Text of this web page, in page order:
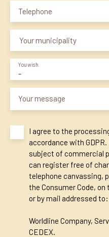
Telephone
Your municipality
-
You wish
Your message
I agree to the
accordance with
subject of commercial
can register free of
telephone canvassing,
the Consumer Code,
or by mail addressed to:
Worldline Company,
CEDEX.